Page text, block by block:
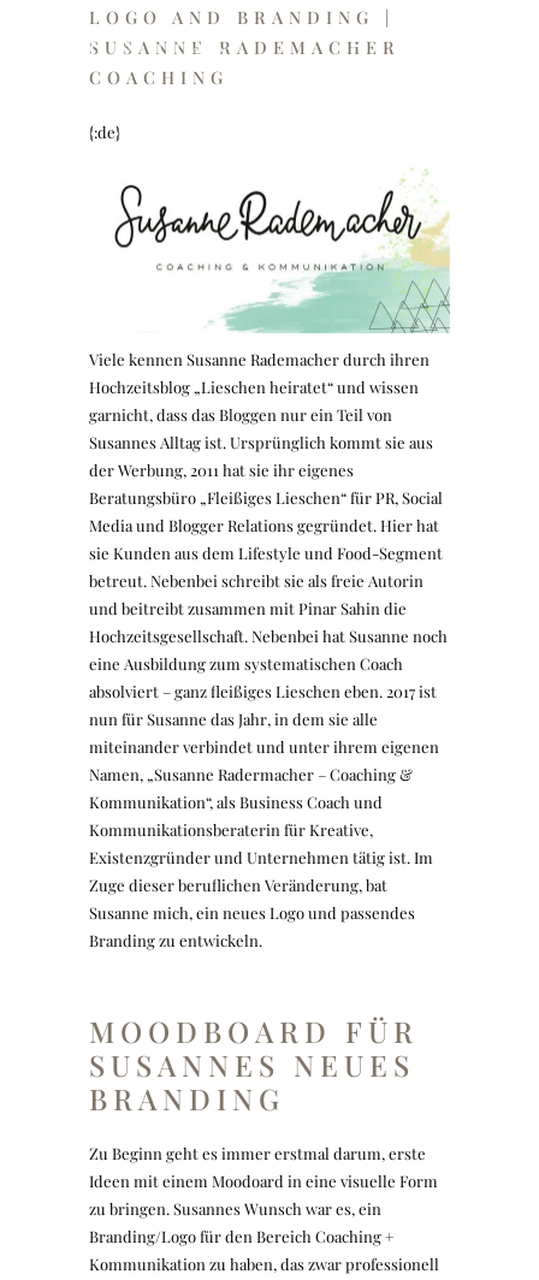
LOGO AND BRANDING |
SUSANNE RADEMACHER
COACHING
{:de}
Viele kennen Susanne Rademacher durch ihren
Hochzeitsblog „Lieschen heiratet“ und wissen
garnicht, dass das Bloggen nur ein Teil von
Susannes Alltag ist. Ursprünglich kommt sie aus
der Werbung, 2011 hat sie ihr eigenes
Beratungsbüro „Fleißiges Lieschen“ für PR, Social
Media und Blogger Relations gegründet. Hier hat
sie Kunden aus dem Lifestyle und Food-Segment
betreut. Nebenbei schreibt sie als freie Autorin
und beitreibt zusammen mit Pinar Sahin die
Hochzeitsgesellschaft. Nebenbei hat Susanne noch
eine Ausbildung zum systematischen Coach
absolviert – ganz fleißiges Lieschen eben. 2017 ist
nun für Susanne das Jahr, in dem sie alle
miteinander verbindet und unter ihrem eigenen
Namen, „Susanne Radermacher – Coaching &
Kommunikation“, als Business Coach und
Kommunikationsberaterin für Kreative,
Existenzgründer und Unternehmen tätig ist. Im
Zuge dieser beruflichen Veränderung, bat
Susanne mich, ein neues Logo und passendes
Branding zu entwickeln.
MOODBOARD FÜR
SUSANNES NEUES
BRANDING
Zu Beginn geht es immer erstmal darum, erste
Ideen mit einem Moodoard in eine visuelle Form
zu bringen. Susannes Wunsch war es, ein
Branding/Logo für den Bereich Coaching +
Kommunikation zu haben, das zwar professionell